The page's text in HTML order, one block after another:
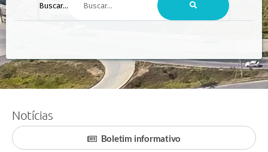
Buscar...
Notícias
Boletim informativo